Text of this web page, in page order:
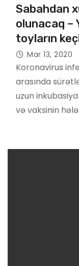
Sabahdan
olunacaq –
toyların
Mar 13, 2020
Koronavirus
arasında
uzun
və vaksinin